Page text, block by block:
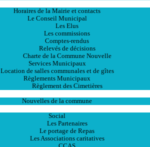
Horaires de la Mairie et contacts
Le Conseil Municipal
Les Elus
Les commissions
Comptes-rendus
Relevés de décisions
Charte de la Commune Nouvelle
Services Municipaux
Location de salles communales et de gîtes
Règlements Municipaux
Règlement des Cimetières
Nouvelles de la commune
Social
Les Partenaires
Le portage de Repas
Les Associations caritatives